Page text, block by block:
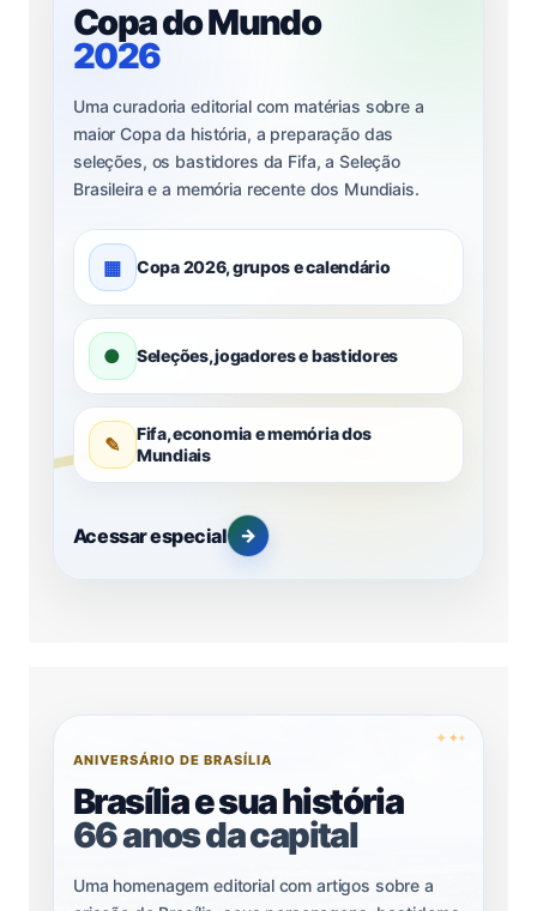
Copa do Mundo
2026
Uma curadoria editorial com matérias sobre a
maior Copa da história, a preparação das
seleções, os bastidores da Fifa, a Seleção
Brasileira e a memória recente dos Mundiais.
▦ Copa 2026, grupos e calendário
● Seleções, jogadores e bastidores
✎
Fifa, economia e memória dos
Mundiais
Acessar especial →
✦ ✦✦
ANIVERSÁRIO DE BRASÍLIA
Brasília e sua história
66 anos da capital
Uma homenagem editorial com artigos sobre a